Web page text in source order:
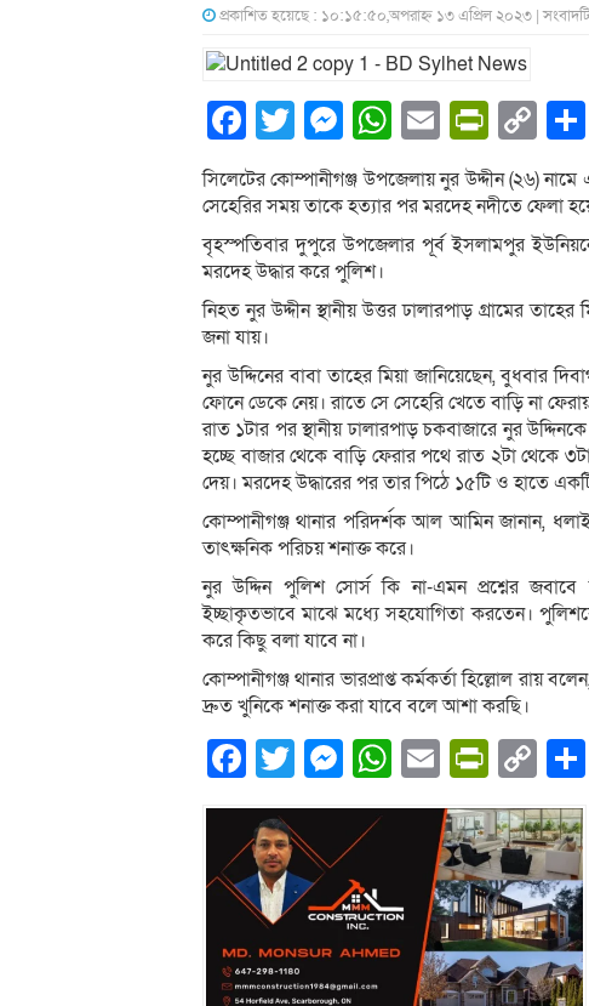
প্রকাশিত হয়েছে : ১০:১৫:৫০,অপরাহ্ন ১৩ এপ্রিল ২০২৩ |
Facebook
Twitter
Messenger
WhatsApp
Email
Link
সিলেটের কোম্পানীগঞ্জ উপজেলায় নুর উদ্দীন (২৬)
সেহেরির সময় তাকে হত্যার পর মরদেহ নদীতে ফেলা
বৃহস্পতিবার দুপুরে উপজেলার পূর্ব ইসলামপুর
মরদেহ উদ্ধার করে পুলিশ।
নিহত নুর উদ্দীন স্থানীয় উত্তর ঢালারপাড় গ্রামের
জনা যায়।
নুর উদ্দিনের বাবা তাহের মিয়া জানিয়েছেন, বুধবার
ফোনে ডেকে নেয়। রাতে সে সেহেরি খেতে বাড়ি না
রাত ১টার পর স্থানীয় ঢালারপাড় চকবাজারে নুর
হচ্ছে বাজার থেকে বাড়ি ফেরার পথে রাত ২টা থেকে
দেয়। মরদেহ উদ্ধারের পর তার পিঠে ১৫টি ও হাতে
কোম্পানীগঞ্জ থানার পরিদর্শক আল আমিন জানান,
তাৎক্ষনিক পরিচয় শনাক্ত করে।
নুর উদ্দিন পুলিশ সোর্স কি না-এমন প্রশ্নের
ইচ্ছাকৃতভাবে মাঝে মধ্যে সহযোগিতা করতেন।
করে কিছু বলা যাবে না।
কোম্পানীগঞ্জ থানার ভারপ্রাপ্ত কর্মকর্তা হিল্লোল রায়
দ্রুত খুনিকে শনাক্ত করা যাবে বলে আশা করছি।
Facebook
Twitter
Messenger
WhatsApp
Email
Link